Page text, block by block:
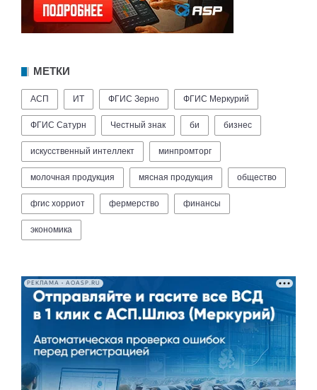
МЕТКИ
АСП ИТ ФГИС Зерно ФГИС Меркурий
ФГИС Сатурн Честный знак би бизнес
искусственный интеллект минпромторг
молочная продукция мясная продукция общество
фгис хорриот фермерство финансы
экономика
РЕКЛАМА • AOASP.RU